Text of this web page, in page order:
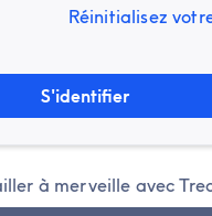
Réinitialisez
S'identifier
à merveille avec